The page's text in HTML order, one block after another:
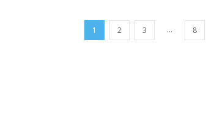
1 2 3 ... 8